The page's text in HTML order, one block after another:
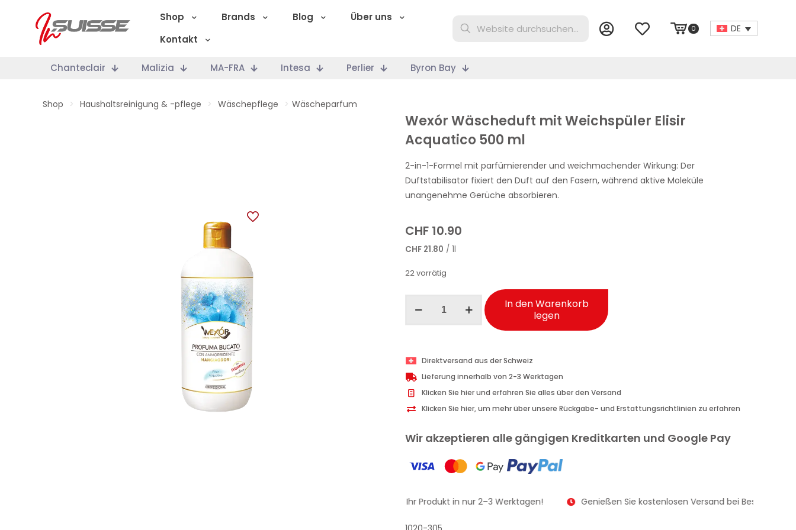
Shop Brands Blog
Über uns
Kontakt
0 DE
Chanteclair Malizia MA-FRA Intesa Perlier Byron Bay
Shop > Haushaltsreinigung & -pflege > Wäschepflege > Wäscheparfum
Wexór Wäscheduft mit Weichspüler Elisir
Acquatico 500 ml
2-in-1-Formel mit parfümierender und weichmachender Wirkung: Der
Duftstabilisator fixiert den Duft auf den Fasern, während aktive Moleküle
unangenehme Gerüche absorbieren.
CHF 10.90
CHF 21.80 / 1l
22 vorrätig
Wäscheduft
Elisir
Acquatico
500
ml
In den Warenkorb
legen
Direktversand aus der Schweiz
Lieferung innerhalb von 2-3 Werktagen
Klicken Sie hier und erfahren Sie alles über den Versand
Klicken Sie hier, um mehr über unsere Rückgabe- und Erstattungsrichtlinien zu erfahren
Wir akzeptieren alle gängigen Kreditkarten und Google Pay
Erhalten Sie Ihr Produkt in nur 2–3 Werktagen! Genießen Sie kostenlosen Versand bei Bestellungen